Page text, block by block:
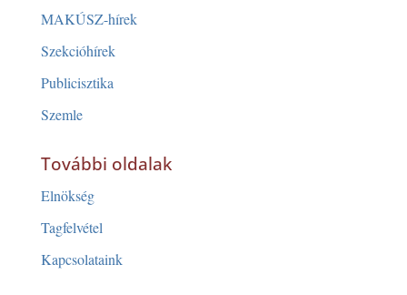
MAKÚSZ-hírek
Szekcióhírek
Publicisztika
Szemle
További oldalak
Elnökség
Tagfelvétel
Kapcsolataink